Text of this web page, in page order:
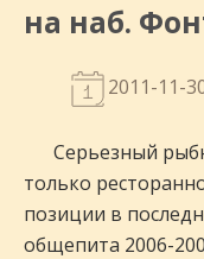
на наб.
2011-11-
Серьезный
только
позиции в
общепита 2006-